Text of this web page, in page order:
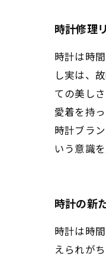
時計修理
時計は時
し実は、
ての美し
愛着を持
時計ブラ
いう意識
時計の新
時計は時
えられが